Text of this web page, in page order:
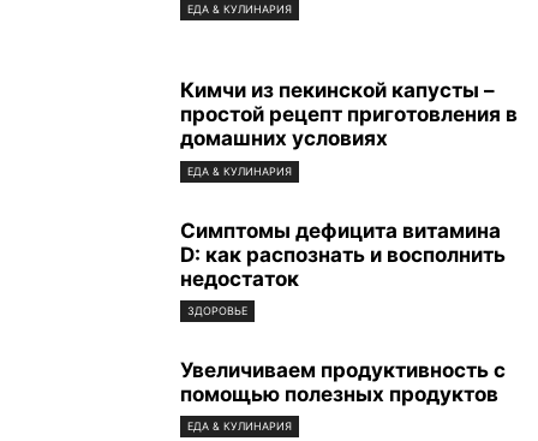
ЕДА & КУЛИНАРИЯ
Кимчи из пекинской капусты –
простой рецепт приготовления в
домашних условиях
ЕДА & КУЛИНАРИЯ
Симптомы дефицита витамина
D: как распознать и восполнить
недостаток
ЗДОРОВЬЕ
Увеличиваем продуктивность с
помощью полезных продуктов
ЕДА & КУЛИНАРИЯ